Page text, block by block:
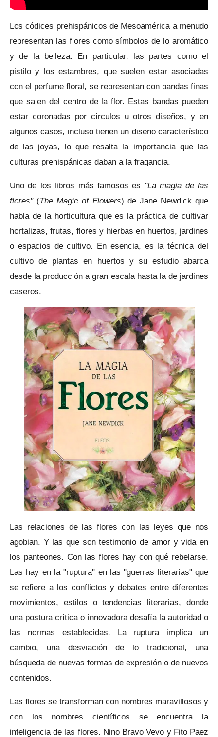
Los códices prehispánicos de Mesoamérica a menudo
representan las flores como símbolos de lo aromático
y de la belleza. En particular, las partes como el
pistilo y los estambres, que suelen estar asociadas
con el perfume floral, se representan con bandas finas
que salen del centro de la flor. Estas bandas pueden
estar coronadas por círculos u otros diseños, y en
algunos casos, incluso tienen un diseño característico
de las joyas, lo que resalta la importancia que las
culturas prehispánicas daban a la fragancia.
Uno de los libros más famosos es "La magia de las
flores"(The Magic of Flowers) de Jane Newdick que
habla de lahorticultura que es la práctica de cultivar
hortalizas, frutas, flores y hierbas en huertos, jardines
o espacios de cultivo. En esencia, es la técnica del
cultivo de plantas en huertos y su estudio abarca
desde la producción a gran escala hasta la de jardines
caseros.
Las relaciones de las flores con las leyes que nos
agobian. Y las que son testimonio de amor y vida en
los panteones. Con las flores hay con qué rebelarse.
Las hay en la "ruptura" en las "guerras literarias" que
se refiere a los conflictos y debates entre diferentes
movimientos, estilos o tendencias literarias, donde
una postura crítica o innovadora desafía la autoridad o
las normas establecidas. La ruptura implica un
cambio, una desviación de lo tradicional, una
búsqueda de nuevas formas de expresión o de nuevos
contenidos.
Las flores se transforman con nombres maravillosos y
con los nombres científicos se encuentra la
inteligencia de las flores. Nino Bravo Vevo y Fito Paez